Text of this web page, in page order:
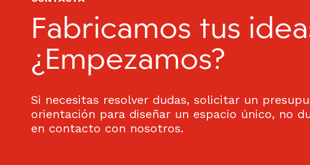
Fabricamos tus
¿Empezamos?
Si necesitas resolver dudas, solicitar un
orientación para diseñar un espacio único, no
en contacto con nosotros.